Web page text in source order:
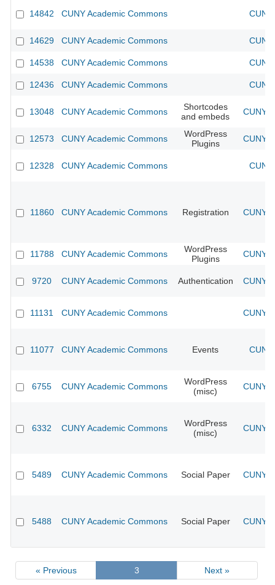
14842 CUNY Academic Commons
14629 CUNY Academic Commons
14538 CUNY Academic Commons
12436 CUNY Academic Commons
13048 CUNY Academic Commons
Shortcodes
and embeds
CUNY
12573 CUNY Academic Commons
WordPress
Plugins
CUNY
12328 CUNY Academic Commons
11860 CUNY Academic Commons Registration CUNY
11788 CUNY Academic Commons
WordPress
Plugins
CUNY
9720 CUNY Academic Commons Authentication CUNY
11131 CUNY Academic Commons CUNY
11077 CUNY Academic Commons Events
6755 CUNY Academic Commons
WordPress
(misc)
CUNY
6332 CUNY Academic Commons
WordPress
(misc)
CUNY
5489 CUNY Academic Commons Social Paper CUNY
5488 CUNY Academic Commons Social Paper CUNY
« Previous 3 Next »